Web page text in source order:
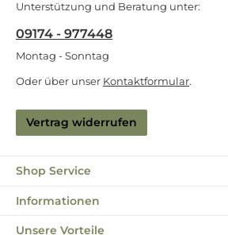
Unterstützung und Beratung unter:
09174 - 977448
Montag - Sonntag
Oder über unser Kontaktformular.
Vertrag widerrufen
Shop Service
Informationen
Unsere Vorteile